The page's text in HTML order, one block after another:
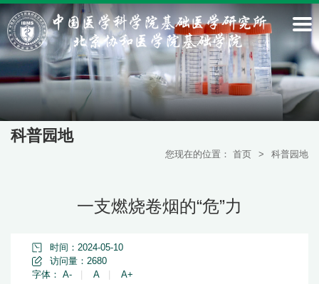
科普园地
您现在的位置： 首页 > 科普园地
一支燃烧卷烟的“危”力
时间：2024-05-10
访问量： 2680
字体： A- A A+